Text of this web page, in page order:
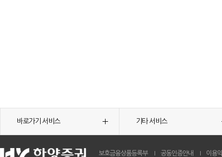
바로가기 서비스 기타 서비스
보호금융상품등록부 공동인증안내 이용